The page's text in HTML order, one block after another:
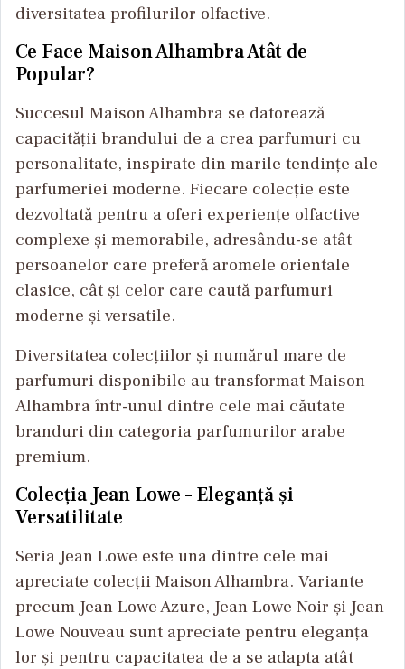
diversitatea profilurilor olfactive.
Ce Face Maison Alhambra Atât de
Popular?
Succesul Maison Alhambra se datorează
capacității brandului de a crea parfumuri cu
personalitate, inspirate din marile tendințe ale
parfumeriei moderne. Fiecare colecție este
dezvoltată pentru a oferi experiențe olfactive
complexe și memorabile, adresându-se atât
persoanelor care preferă aromele orientale
clasice, cât și celor care caută parfumuri
moderne și versatile.
Diversitatea colecțiilor și numărul mare de
parfumuri disponibile au transformat Maison
Alhambra într-unul dintre cele mai căutate
branduri din categoria parfumurilor arabe
premium.
Colecția Jean Lowe – Eleganță și
Versatilitate
Seria Jean Lowe este una dintre cele mai
apreciate colecții Maison Alhambra. Variante
precum Jean Lowe Azure, Jean Lowe Noir și Jean
Lowe Nouveau sunt apreciate pentru eleganța
lor și pentru capacitatea de a se adapta atât